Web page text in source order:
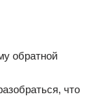
обратной
что